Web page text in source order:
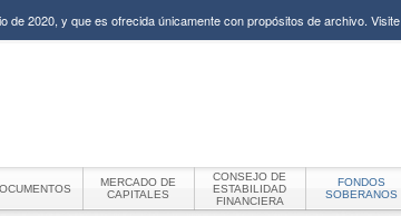
de 2020, y que es ofrecida únicamente con propósitos de archivo. Visite
MERCADO DE
CAPITALES
CONSEJO DE
ESTABILIDAD
FINANCIERA
FONDOS
SOBERANOS